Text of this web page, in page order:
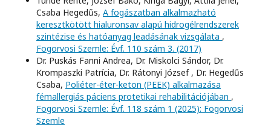
Csaba Hegedűs, A fogászatban alkalmazható
keresztkötött hialuronsav alapú hidrogélrendszerek
szintézise és hatóanyag leadásának vizsgálata ,
Fogorvosi Szemle: Évf. 110 szám 3. (2017)
Dr. Puskás Fanni Andrea, Dr. Miskolci Sándor, Dr.
Krompaszki Patrícia, Dr. Rátonyi József , Dr. Hegedűs
Csaba, Poliéter-éter-keton (PEEK) alkalmazása
fémallergiás páciens protetikai rehabilitációjában ,
Fogorvosi Szemle: Évf. 118 szám 1 (2025): Fogorvosi
Szemle